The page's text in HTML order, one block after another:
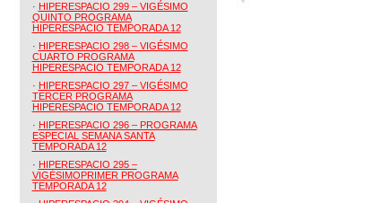
· HIPERESPACIO 299 – VIGÉSIMO
QUINTO PROGRAMA
HIPERESPACIO TEMPORADA 12
· HIPERESPACIO 298 – VIGÉSIMO
CUARTO PROGRAMA
HIPERESPACIO TEMPORADA 12
· HIPERESPACIO 297 – VIGÉSIMO
TERCER PROGRAMA
HIPERESPACIO TEMPORADA 12
· HIPERESPACIO 296 – PROGRAMA
ESPECIAL SEMANA SANTA
TEMPORADA 12
· HIPERESPACIO 295 –
VIGÉSIMOPRIMER PROGRAMA
TEMPORADA 12